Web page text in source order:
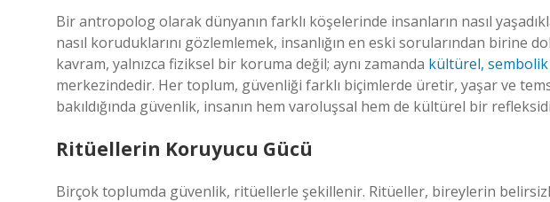
Bir antropolog olarak dünyanın farklı köşelerinde insanların nasıl
nasıl koruduklarını gözlemlemek, insanlığın en eski sorularından birine
kavram, yalnızca fiziksel bir koruma değil; aynı zamanda kültürel,
merkezindedir. Her toplum, güvenliği farklı biçimlerde üretir, yaşar ve
bakıldığında güvenlik, insanın hem varoluşsal hem de kültürel bir
Ritüellerin Koruyucu Gücü
Birçok toplumda güvenlik, ritüellerle şekillenir. Ritüeller, bireylerin